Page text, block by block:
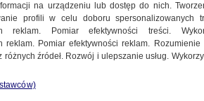
na urządzeniu lub dostęp do nich.
profili w celu doboru spersonalizowanych
reklam. Pomiar efektywności treści.
reklam. Pomiar efektywności reklam.
różnych źródeł. Rozwój i ulepszanie usług.